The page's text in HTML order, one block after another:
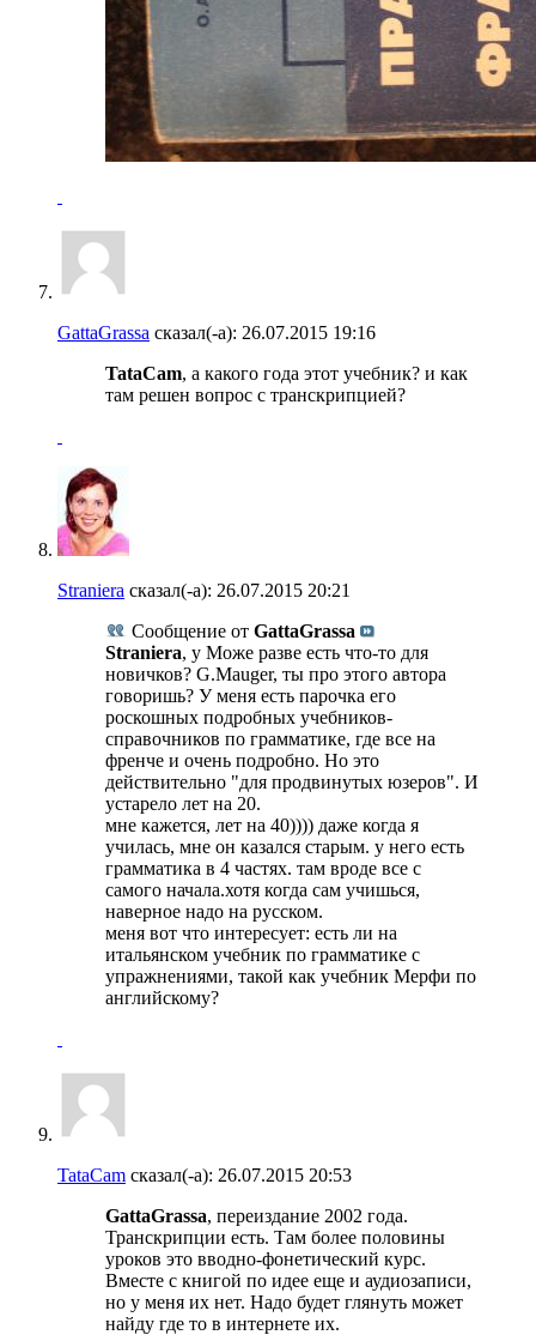
GattaGrassa сказал(-а): 26.07.2015 19:16
TataCam, а какого года этот учебник? и как
там решен вопрос с транскрипцией?
Straniera сказал(-а): 26.07.2015 20:21
Сообщение от GattaGrassa
Straniera, у Може разве есть что-то для
новичков? G.Mauger, ты про этого автора
говоришь? У меня есть парочка его
роскошных подробных учебников-
справочников по грамматике, где все на
френче и очень подробно. Но это
действительно "для продвинутых юзеров". И
устарело лет на 20.
мне кажется, лет на 40)))) даже когда я
училась, мне он казался старым. у него есть
грамматика в 4 частях. там вроде все с
самого начала.хотя когда сам учишься,
наверное надо на русском.
меня вот что интересует: есть ли на
итальянском учебник по грамматике с
упражнениями, такой как учебник Мерфи по
английскому?
TataCam сказал(-а): 26.07.2015 20:53
GattaGrassa, переиздание 2002 года.
Транскрипции есть. Там более половины
уроков это вводно-фонетический курс.
Вместе с книгой по идее еще и аудиозаписи,
но у меня их нет. Надо будет глянуть может
найду где то в интернете их.